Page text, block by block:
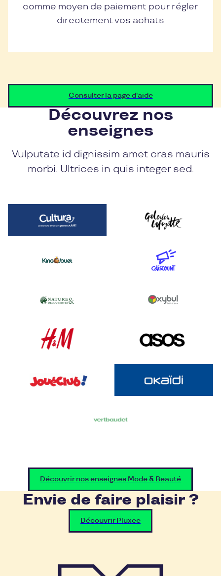
comme moyen de paiement pour régler
directement vos achats
Consulter la page d'aide
Découvrez nos
enseignes
Vulputate id dignissim amet cras mauris
morbi. Ultrices in quis integer sed.
Découvrir nos enseignes Mode & Beauté
Envie de faire plaisir ?
Découvrir Pluxee